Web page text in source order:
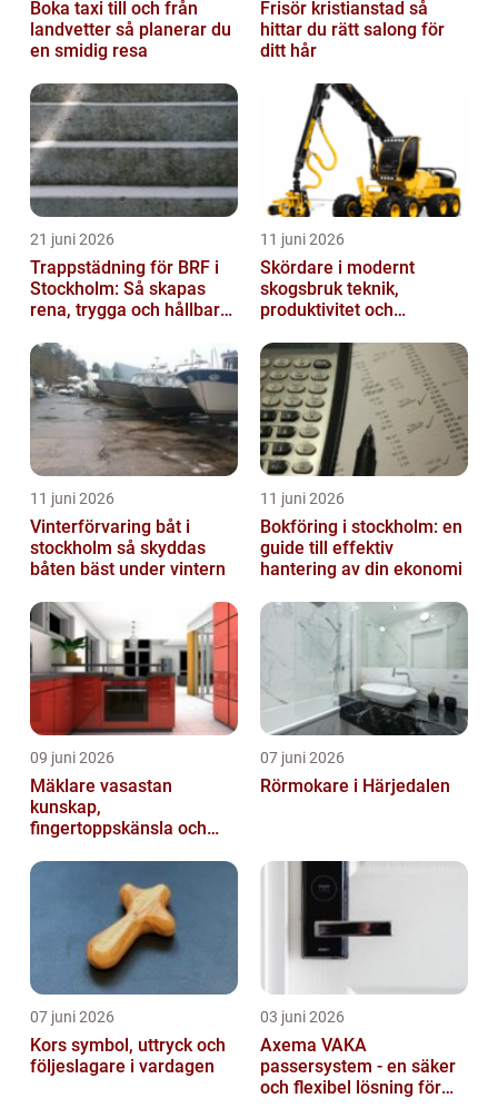
Boka taxi till och från
landvetter så planerar du
en smidig resa
Frisör kristianstad så
hittar du rätt salong för
ditt hår
21 juni 2026
Trappstädning för BRF i
Stockholm: Så skapas
rena, trygga och hållbara
11 juni 2026
Skördare i modernt
skogsbruk teknik,
produktivitet och
11 juni 2026
Vinterförvaring båt i
stockholm så skyddas
båten bäst under vintern
11 juni 2026
Bokföring i stockholm: en
guide till effektiv
hantering av din ekonomi
09 juni 2026
Mäklare vasastan
kunskap,
fingertoppskänsla och
07 juni 2026
Rörmokare i Härjedalen
07 juni 2026
Kors symbol, uttryck och
följeslagare i vardagen
03 juni 2026
Axema VAKA
passersystem - en säker
och flexibel lösning för